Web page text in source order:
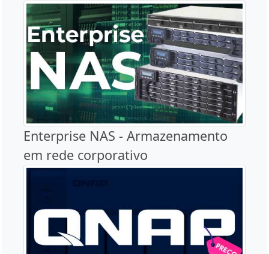
Enterprise NAS - Armazenamento
em rede corporativo